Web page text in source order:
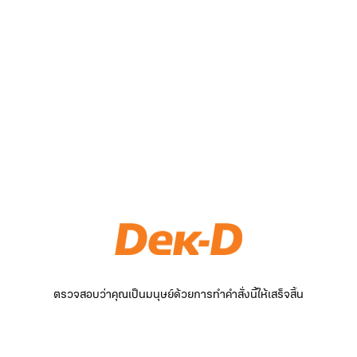
ตรวจสอบว่าคุณเป็นมนุษย์ด้วยการทำคำสั่งนี้ให้เสร็จสิ้น